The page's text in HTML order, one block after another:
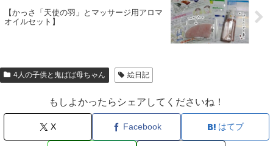
【かっさ「天使の羽」とマッサージ用アロマ
オイルセット】
4人の子供と鬼ばば母ちゃん 絵日記
もしよかったらシェアしてくださいね！
X Facebook はてブ